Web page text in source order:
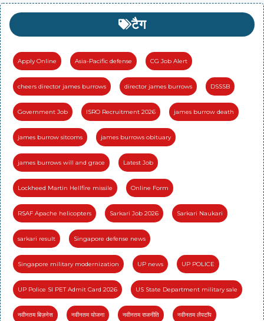
टैग
Apply Online Asia-Pacific defense CG Job Alert
cheers director james burrows director james burrows DSSSB
Government Job ISRO Recruitment 2026 james burrow death
james burrow sitcoms james burrows obituary
james burrows will and grace Latest Job
Lockheed Martin Hellfire missile Online Form
RSAF Apache helicopters Sarkari Job 2026 Sarkari Naukari
sarkari result Singapore defense news
Singapore military modernization UP news UP POLICE
UP Police SI PET Admit Card 2026 US State Department military sale
नवीनतम बिज़नेस नवीनतम योजना नवीनतम राजनीति नवीनतम लैपटॉप